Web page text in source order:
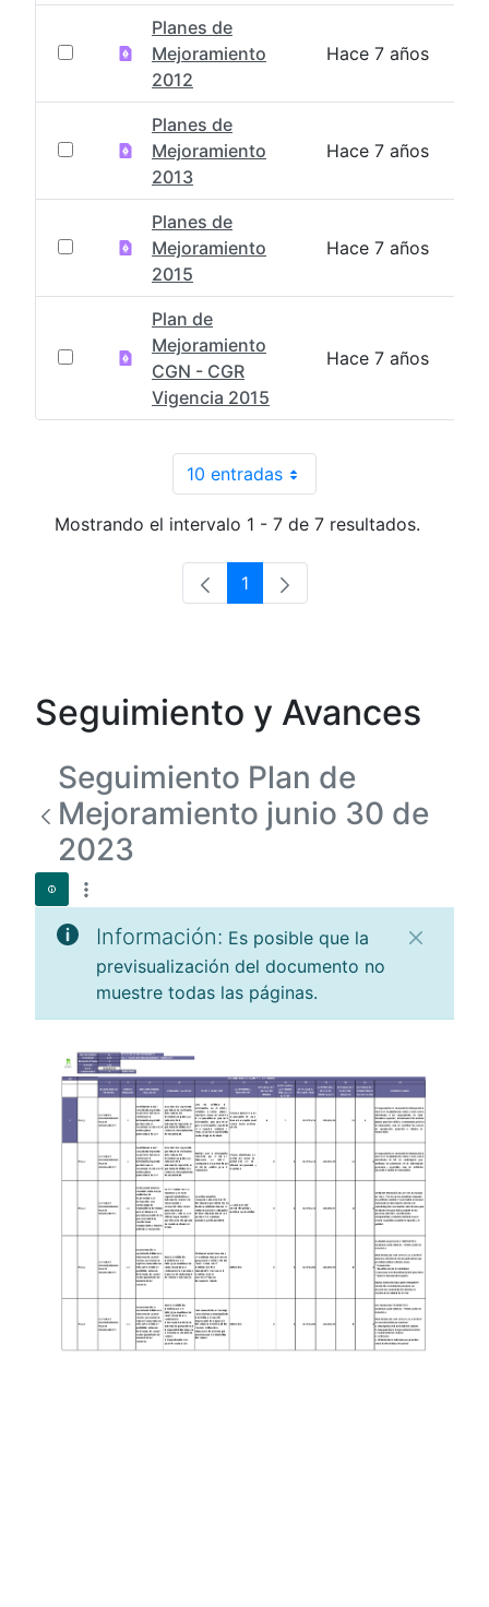
Planes de
Mejoramiento
2012
Hace 7 años
Planes de
Mejoramiento
2013
Hace 7 años
Planes de
Mejoramiento
2015
Hace 7 años
Plan de
Mejoramiento
CGN - CGR
Vigencia 2015
Hace 7 años
10 entradasPor página
Mostrando el intervalo 1 - 7 de 7 resultados.
Página
1
Seguimiento y Avances
Seguimiento Plan de
Mejoramiento junio 30 de
2023
Información: Es posible que la
previsualización del documento no
muestre todas las páginas.